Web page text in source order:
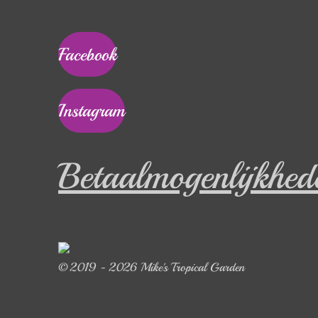
Facebook
Instagram
© 2019 - 2026 Mike's Tropical Garden